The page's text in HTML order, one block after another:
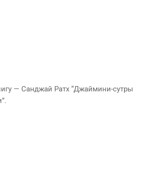
— Санджай Ратх “Джаймини-сутры